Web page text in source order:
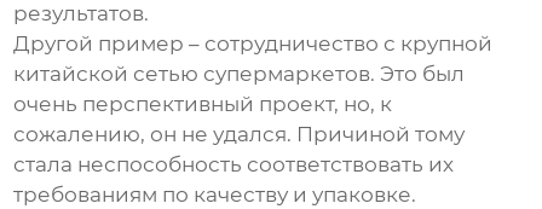
результатов.
Другой пример – сотрудничество с крупной
китайской сетью супермаркетов. Это был
очень перспективный проект, но, к
сожалению, он не удался. Причиной тому
стала неспособность соответствовать их
требованиям по качеству и упаковке.